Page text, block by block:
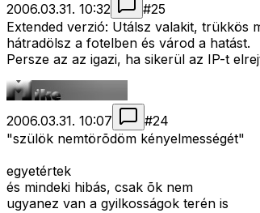
2006.03.31. 10:32
#25
Extended verzió: Utálsz valakit, trükkös
hátradölsz a fotelben és várod a hatást.
Persze az az igazi, ha sikerül az IP-t
2006.03.31. 10:07 #24
"szülök nemtörõdöm kényelmességét"
egyetértek
és mindeki hibás, csak õk nem
ugyanez van a gyilkosságok terén is